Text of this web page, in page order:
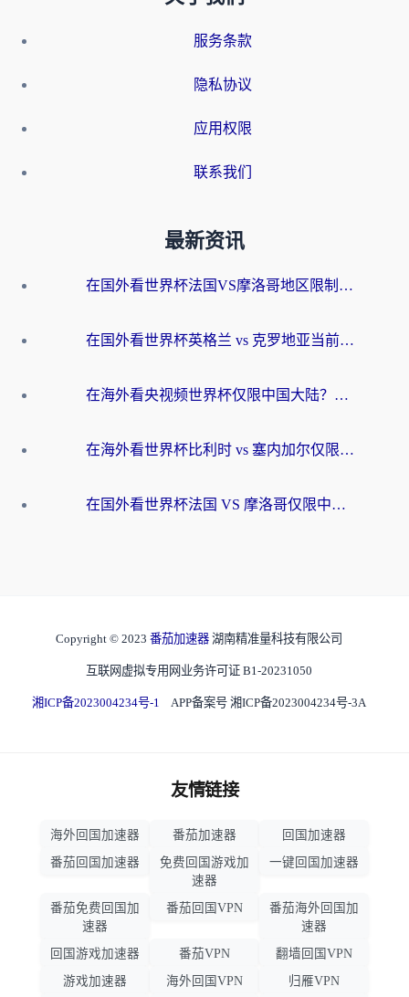
服务条款
隐私协议
应用权限
联系我们
最新资讯
在国外看世界杯法国VS摩洛哥地区限制？这篇指南让你流畅看中文解说无压力
在国外看世界杯英格兰 vs 克罗地亚当前地区不可播放？这篇指南帮你搞定所有海外观赛难题
在海外看央视频世界杯仅限中国大陆？这篇指南帮你解锁中文解说+无卡顿直播
在海外看世界杯比利时 vs 塞内加尔仅限中国大陆？我找到了最流畅的中文解说之路
在国外看世界杯法国 VS 摩洛哥仅限中国大陆？海外党这样看中文解说赛事不卡顿
Copyright © 2023 番茄加速器 湖南精准量科技有限公司
互联网虚拟专用网业务许可证 B1-20231050
湘ICP备2023004234号-1 APP备案号 湘ICP备2023004234号-3A
友情链接
海外回国加速器 番茄加速器
回国加速器
番茄回国加速器
免费回国游戏加
速器
一键回国加速器
番茄免费回国加
速器
番茄回国VPN
番茄海外回国加
速器
回国游戏加速器
番茄VPN
翻墙回国VPN
游戏加速器
海外回国VPN 归雁VPN